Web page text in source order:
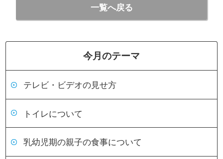
一覧へ戻る
今月のテーマ
テレビ・ビデオの見せ方
トイレについて
乳幼児期の親子の食事について